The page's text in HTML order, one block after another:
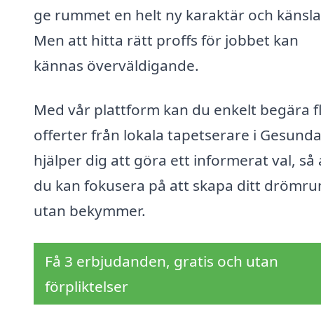
ge rummet en helt ny karaktär och
Men att hitta rätt proffs för jobbet kan
kännas överväldigande.
Med vår plattform kan du enkelt begära
offerter från lokala tapetserare i
hjälper dig att göra ett informerat val, så
du kan fokusera på att skapa ditt
utan bekymmer.
Få 3 erbjudanden, gratis och utan
förpliktelser